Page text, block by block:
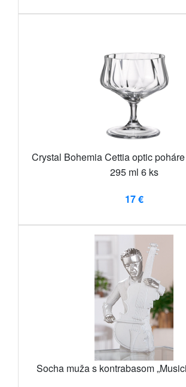
Crystal Bohemia Cettia optic
295 ml 6 ks
17 €
Socha muža s kontrabasom